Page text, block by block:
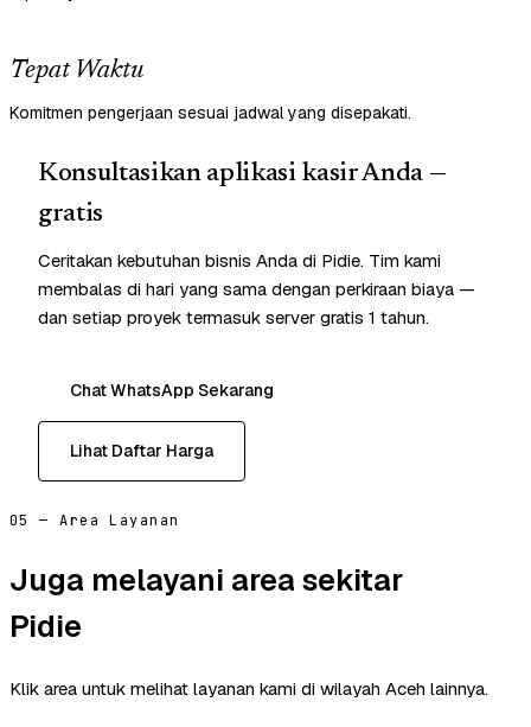
Tepat Waktu
Komitmen pengerjaan sesuai jadwal yang disepakati.
Konsultasikan aplikasi kasir Anda —
gratis
Ceritakan kebutuhan bisnis Anda di Pidie. Tim kami
membalas di hari yang sama dengan perkiraan biaya —
dan setiap proyek termasuk server gratis 1 tahun.
Chat WhatsApp Sekarang
Lihat Daftar Harga
05 — Area Layanan
Juga melayani area sekitar
Pidie
Klik area untuk melihat layanan kami di wilayah Aceh lainnya.